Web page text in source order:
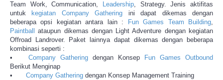
Team Work, Communication,
Leadership, Strategy. Jenis aktifitas
untuk
kegiatan Company Gathering ini dapat dikemas dengan
beberapa opsi kegiatan antara lain :
Fun Games Team Building,
Paintball
ataupun dikemas dengan Light Adventure dengan kegiatan
Offroad Landrover. Paket lainnya dapat dikemas dengan beberapa
kombinasi seperti :
•
Company Gathering dengan Konsep
Fun Games Outbound
Berikut Menginap
•
Company Gathering dengan Konsep Management Training